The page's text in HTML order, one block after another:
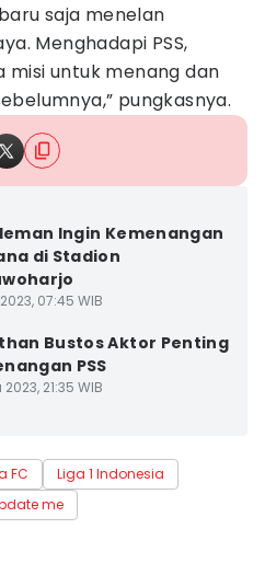
saja menelan
Menghadapi PSS,
misi untuk menang dan
pungkasnya.
Ingin Kemenangan
di Stadion
07:45 WIB
Bustos Aktor Penting
PSS
21:35 WIB
FC
Liga 1 Indonesia
me